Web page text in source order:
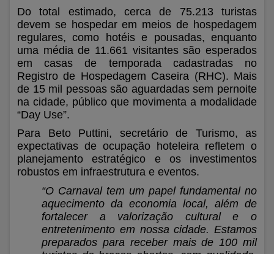
Do total estimado, cerca de 75.213 turistas
devem se hospedar em meios de hospedagem
regulares, como hotéis e pousadas, enquanto
uma média de 11.661 visitantes são esperados
em casas de temporada cadastradas no
Registro de Hospedagem Caseira (RHC). Mais
de 15 mil pessoas são aguardadas sem pernoite
na cidade, público que movimenta a modalidade
“Day Use”.
Para Beto Puttini, secretário de Turismo, as
expectativas de ocupação hoteleira refletem o
planejamento estratégico e os investimentos
robustos em infraestrutura e eventos.
“O Carnaval tem um papel fundamental no
aquecimento da economia local, além de
fortalecer a valorização cultural e o
entretenimento em nossa cidade. Estamos
preparados para receber mais de 100 mil